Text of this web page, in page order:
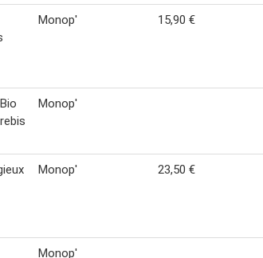
Monop' 15,90 €
Monop'
Monop' 23,50 €
Monop'